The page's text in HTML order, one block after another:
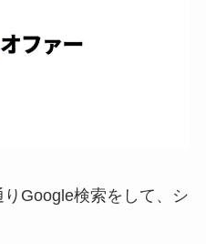
Google検索をして、シ